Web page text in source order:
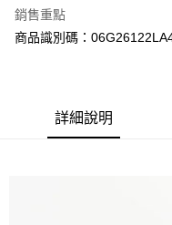
台灣樂天信用卡公司
大哥付你分期
相關說明
流程，驗證手機門號後，選擇
成交易。
【關於「AFTEE先享後付」】
AFTEE先享後付是「在收到
３．安心：先確認商品／服務
ATM付款
銷售重點
商品識別碼：
詳細說明